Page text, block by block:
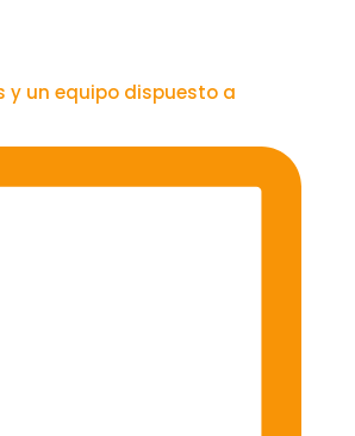
y un equipo dispuesto a